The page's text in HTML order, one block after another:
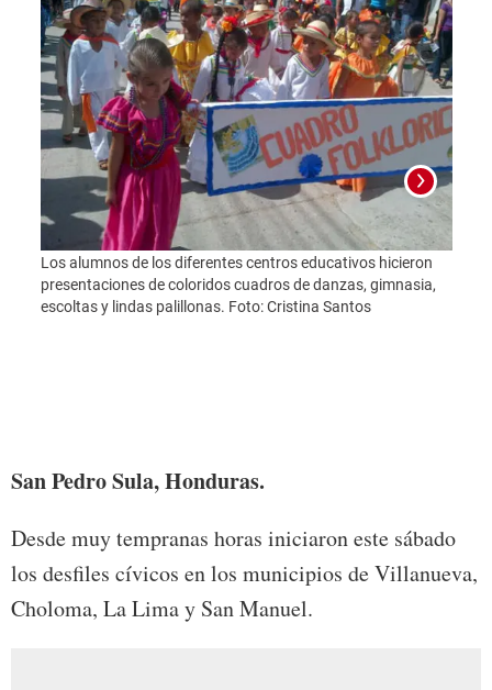
Los alumnos de los diferentes centros educativos hicieron
presentaciones de coloridos cuadros de danzas, gimnasia,
escoltas y lindas palillonas. Foto: Cristina Santos
San Pedro Sula, Honduras.
Desde muy tempranas horas iniciaron este sábado
los desfiles cívicos en los municipios de Villanueva,
Choloma, La Lima y San Manuel.